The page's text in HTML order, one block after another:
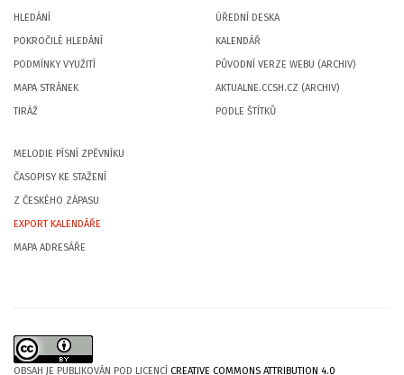
HLEDÁNÍ
POKROČILÉ HLEDÁNÍ
PODMÍNKY VYUŽITÍ
MAPA STRÁNEK
TIRÁŽ
ÚŘEDNÍ DESKA
KALENDÁŘ
PŮVODNÍ VERZE WEBU (ARCHIV)
AKTUALNE.CCSH.CZ (ARCHIV)
PODLE ŠTÍTKŮ
MELODIE PÍSNÍ ZPĚVNÍKU
ČASOPISY KE STAŽENÍ
Z ČESKÉHO ZÁPASU
EXPORT KALENDÁŘE
MAPA ADRESÁŘE
OBSAH JE PUBLIKOVÁN POD LICENCÍ CREATIVE COMMONS ATTRIBUTION 4.0